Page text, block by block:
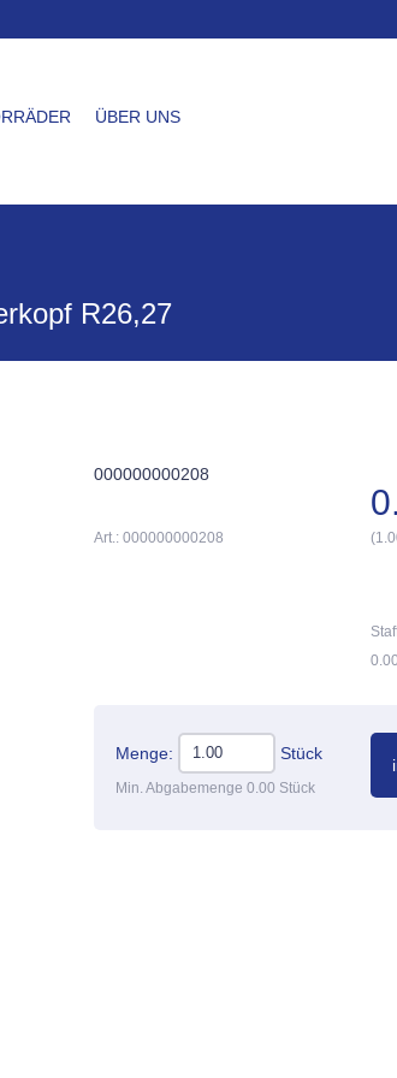
ÜBER UNS
R26,27
000000000208
Art.: 000000000208
Menge: Stück
Min. Abgabemenge 0.00 Stück